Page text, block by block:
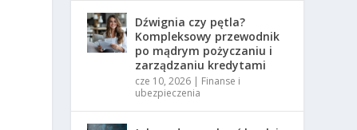
Dźwignia czy pętla?
Kompleksowy przewodnik
po mądrym pożyczaniu i
zarządzaniu kredytami
cze 10, 2026 | Finanse i
ubezpieczenia